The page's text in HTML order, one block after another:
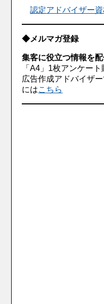
認定アドバイザー
◆メルマガ登録
集客に役立つ情報を
「A4」1枚アンケー
広告作成アドバイザ
にはこちら